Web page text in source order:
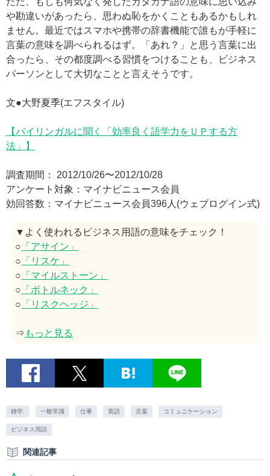
や勘違いがあったら、思わぬ恥をかくこともあるかもしれ
ません。最近ではスマホや携帯の辞書機能で誰もが手軽に
言葉の意味を調べられるはず。「あれ？」と思う言葉に出
合ったら、その都度調べる習慣をつけることも、ビジネス
パーソンとして大切なことと言えそうです。
文●大野夏季(エフスタイル)
【バイリンガルに聞く「効率良く語学力をＵＰする方
法」】
調査期間： 2012/10/26〜2012/10/28
アンケート対象：マイナビニュース会員
効回答数：マイナビニュース会員396人(ウェブログイン式)
▼よく使われるビジネス用語の意味をチェック！
○ 「アサイン」
○ 「リスケ」
○ 「マイルストーン」
○ 「ボトルネック」
○ 「リスクヘッジ」
⇒ もっと見る
雑学. 一般常識 仕事 英語 言葉 コミュニケーション
ビジネス用語
関連記事